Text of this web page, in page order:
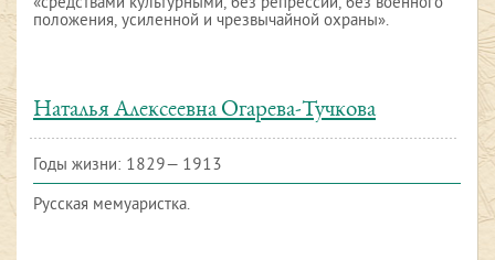
положения, усиленной и чрезвычайной охраны».
Наталья Алексеевна Огарева-Тучкова
Годы жизни: 1829— 1913
Русская мемуаристка.